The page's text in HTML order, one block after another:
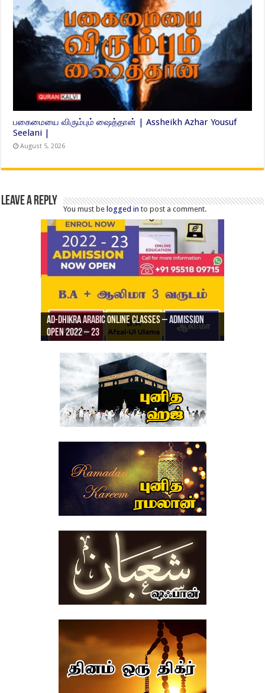
பகைமையை விரும்பும் ஷைத்தான் | Assheikh Azhar Yousuf
Seelani |
August 5, 2026
Leave a Reply
You must belogged in to post a comment.
Ad-Dhikra Arabic Online Classes – Admission
Open 2022 – 23
Ad-Dhikra Arabic Online Classes – BA Arabic
AD DHIKRA ARABIC COLLEGE ADMISSION
ரியாத் ஜும்ஆ தமிழாக்கம், Jamia Al Hajiri
Masjid (Kuwait Masjid), Malaz, Riyadh